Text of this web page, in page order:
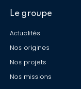
Le groupe
Actualités
Nos origines
Nos projets
Nos missions